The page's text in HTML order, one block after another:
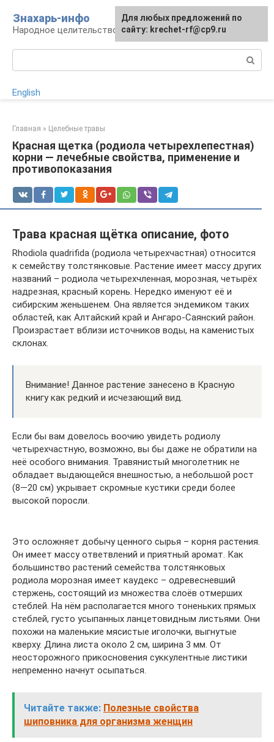
контенту
Знахарь-инфо
Народное целительство: рецепты и методы
English
Главная » Целебные травы
Красная щетка (родиола четырехлепестная)
корни — лечебные свойства, применение и
противопоказания
Трава красная щётка описание, фото
Rhodiola quadrifida (родиола четырехчастная) относится
к семейству толстянковые. Растение имеет массу других
названий – родиола четырехчленная, морозная, четырёх
надрезная, красный корень. Нередко именуют её и
сибирским женьшенем. Она является эндемиком таких
областей, как Алтайский край и Ангаро-Саянский район.
Произрастает вблизи источников воды, на каменистых
склонах.
Внимание! Данное растение занесено в Красную
книгу как редкий и исчезающий вид.
Если бы вам довелось воочию увидеть родиолу
четырехчастную, возможно, вы бы даже не обратили на
неё особого внимания. Травянистый многолетник не
обладает выдающейся внешностью, а небольшой рост
(8—20 см) укрывает скромные кустики среди более
высокой поросли.
Это осложняет добычу ценного сырья – корня растения.
Он имеет массу ответвлений и приятный аромат. Как
большинство растений семейства толстянковых
родиола морозная имеет каудекс – одревесневший
стержень, состоящий из множества слоёв отмерших
стеблей. На нём располагается много тоненьких прямых
стеблей, густо усыпанных ланцетовидным листьями. Они
похожи на маленькие мясистые иголочки, выгнутые
кверху. Длина листа около 2 см, ширина 3 мм. От
неосторожного прикосновения суккулентные листики
непременно начнут осыпаться.
Читайте также: Полезные свойства
шиповника для организма женщин
Для любых предложений по
сайту: krechet-rf@cp9.ru